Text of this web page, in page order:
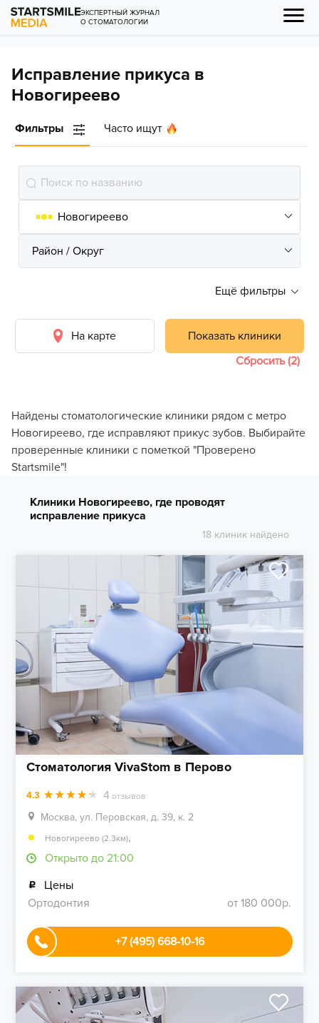
ЭКСПЕРТНЫЙ ЖУРНАЛ
О СТОМАТОЛОГИИ
Исправление прикуса в
Новогиреево
Фильтры Часто ищут
Ещё фильтры
На карте
Показать клиники
Сбросить (2)
Найдены стоматологические клиники рядом с метро
Новогиреево, где исправляют прикус зубов. Выбирайте
проверенные клиники с пометкой "Проверено
Startsmile"!
Клиники Новогиреево, где проводят
исправление прикуса
18 клиник найдено
Стоматология VivaStom в Перово
4.3 4 отзывов
Москва, ул. Перовская, д. 39, к. 2
Новогиреево (2.3км),
Открыто до 21:00
Цены
Ортодонтия
от 180 000р.
+7 (495) 668-10-16